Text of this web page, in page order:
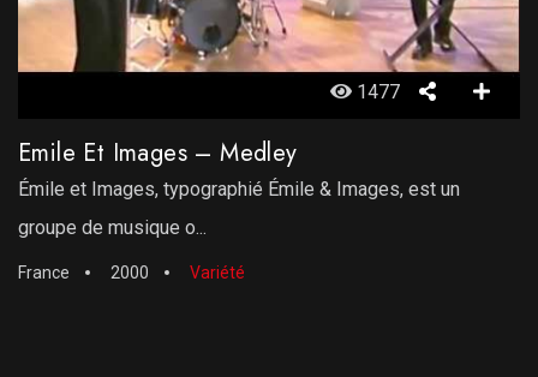
1477
Emile Et Images – Medley
Émile et Images, typographié Émile & Images, est un
groupe de musique o...
France 2000 Variété